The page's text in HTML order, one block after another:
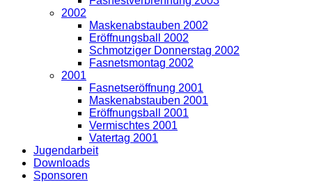
2002
Maskenabstauben 2002
Eröffnungsball 2002
Schmotziger Donnerstag 2002
Fasnetsmontag 2002
2001
Fasnetseröffnung 2001
Maskenabstauben 2001
Eröffnungsball 2001
Vermischtes 2001
Vatertag 2001
Jugendarbeit
Downloads
Sponsoren